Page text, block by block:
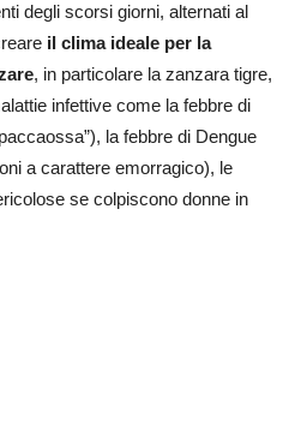
degli scorsi giorni, alternati al
il clima ideale per la
, in particolare la zanzara tigre,
infettive come la febbre di
la febbre di Dengue
a carattere emorragico), le
se colpiscono donne in